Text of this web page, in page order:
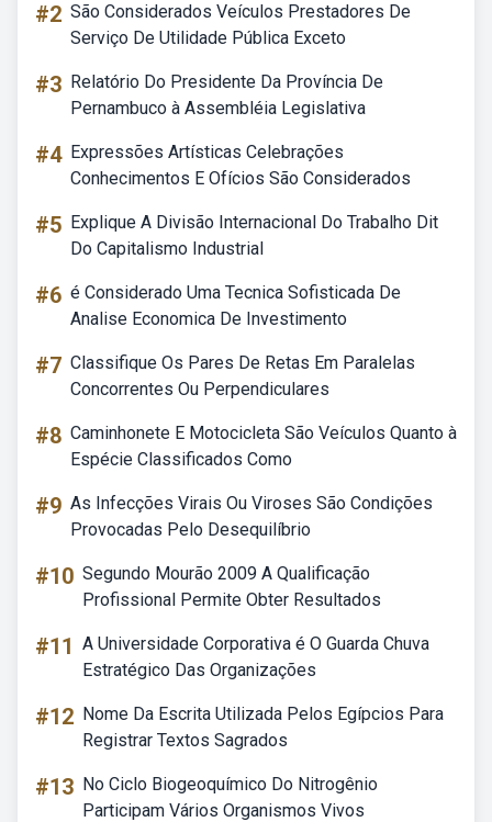
#2 São Considerados Veículos Prestadores De
Serviço De Utilidade Pública Exceto
#3 Relatório Do Presidente Da Província De
Pernambuco à Assembléia Legislativa
#4 Expressões Artísticas Celebrações
Conhecimentos E Ofícios São Considerados
#5 Explique A Divisão Internacional Do Trabalho Dit
Do Capitalismo Industrial
#6 é Considerado Uma Tecnica Sofisticada De
Analise Economica De Investimento
#7 Classifique Os Pares De Retas Em Paralelas
Concorrentes Ou Perpendiculares
#8 Caminhonete E Motocicleta São Veículos Quanto à
Espécie Classificados Como
#9 As Infecções Virais Ou Viroses São Condições
Provocadas Pelo Desequilíbrio
#10 Segundo Mourão 2009 A Qualificação
Profissional Permite Obter Resultados
#11 A Universidade Corporativa é O Guarda Chuva
Estratégico Das Organizações
#12 Nome Da Escrita Utilizada Pelos Egípcios Para
Registrar Textos Sagrados
#13 No Ciclo Biogeoquímico Do Nitrogênio
Participam Vários Organismos Vivos